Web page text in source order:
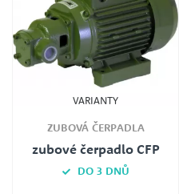
VARIANTY
ZUBOVÁ ČERPADLA
zubové čerpadlo CFP
DO 3 DNŮ